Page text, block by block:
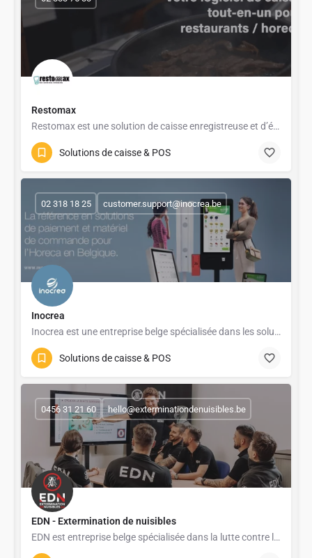
Restomax
Restomax est une solution de caisse enregistreuse et d’écosystème de gestion tout-en-un spécialement conçue…
Solutions de caisse & POS
Inocrea
Inocrea est une entreprise belge spécialisée dans les solutions de paiement, systèmes de caisse et bornes de…
02 318 18 25 customer.support@inocrea.be
Solutions de caisse & POS
EDN - Extermination de nuisibles
EDN est entreprise belge spécialisée dans la lutte contre les nuisibles, offrant des services complets de…
0456 31 21 60 hello@exterminationdenuisibles.be